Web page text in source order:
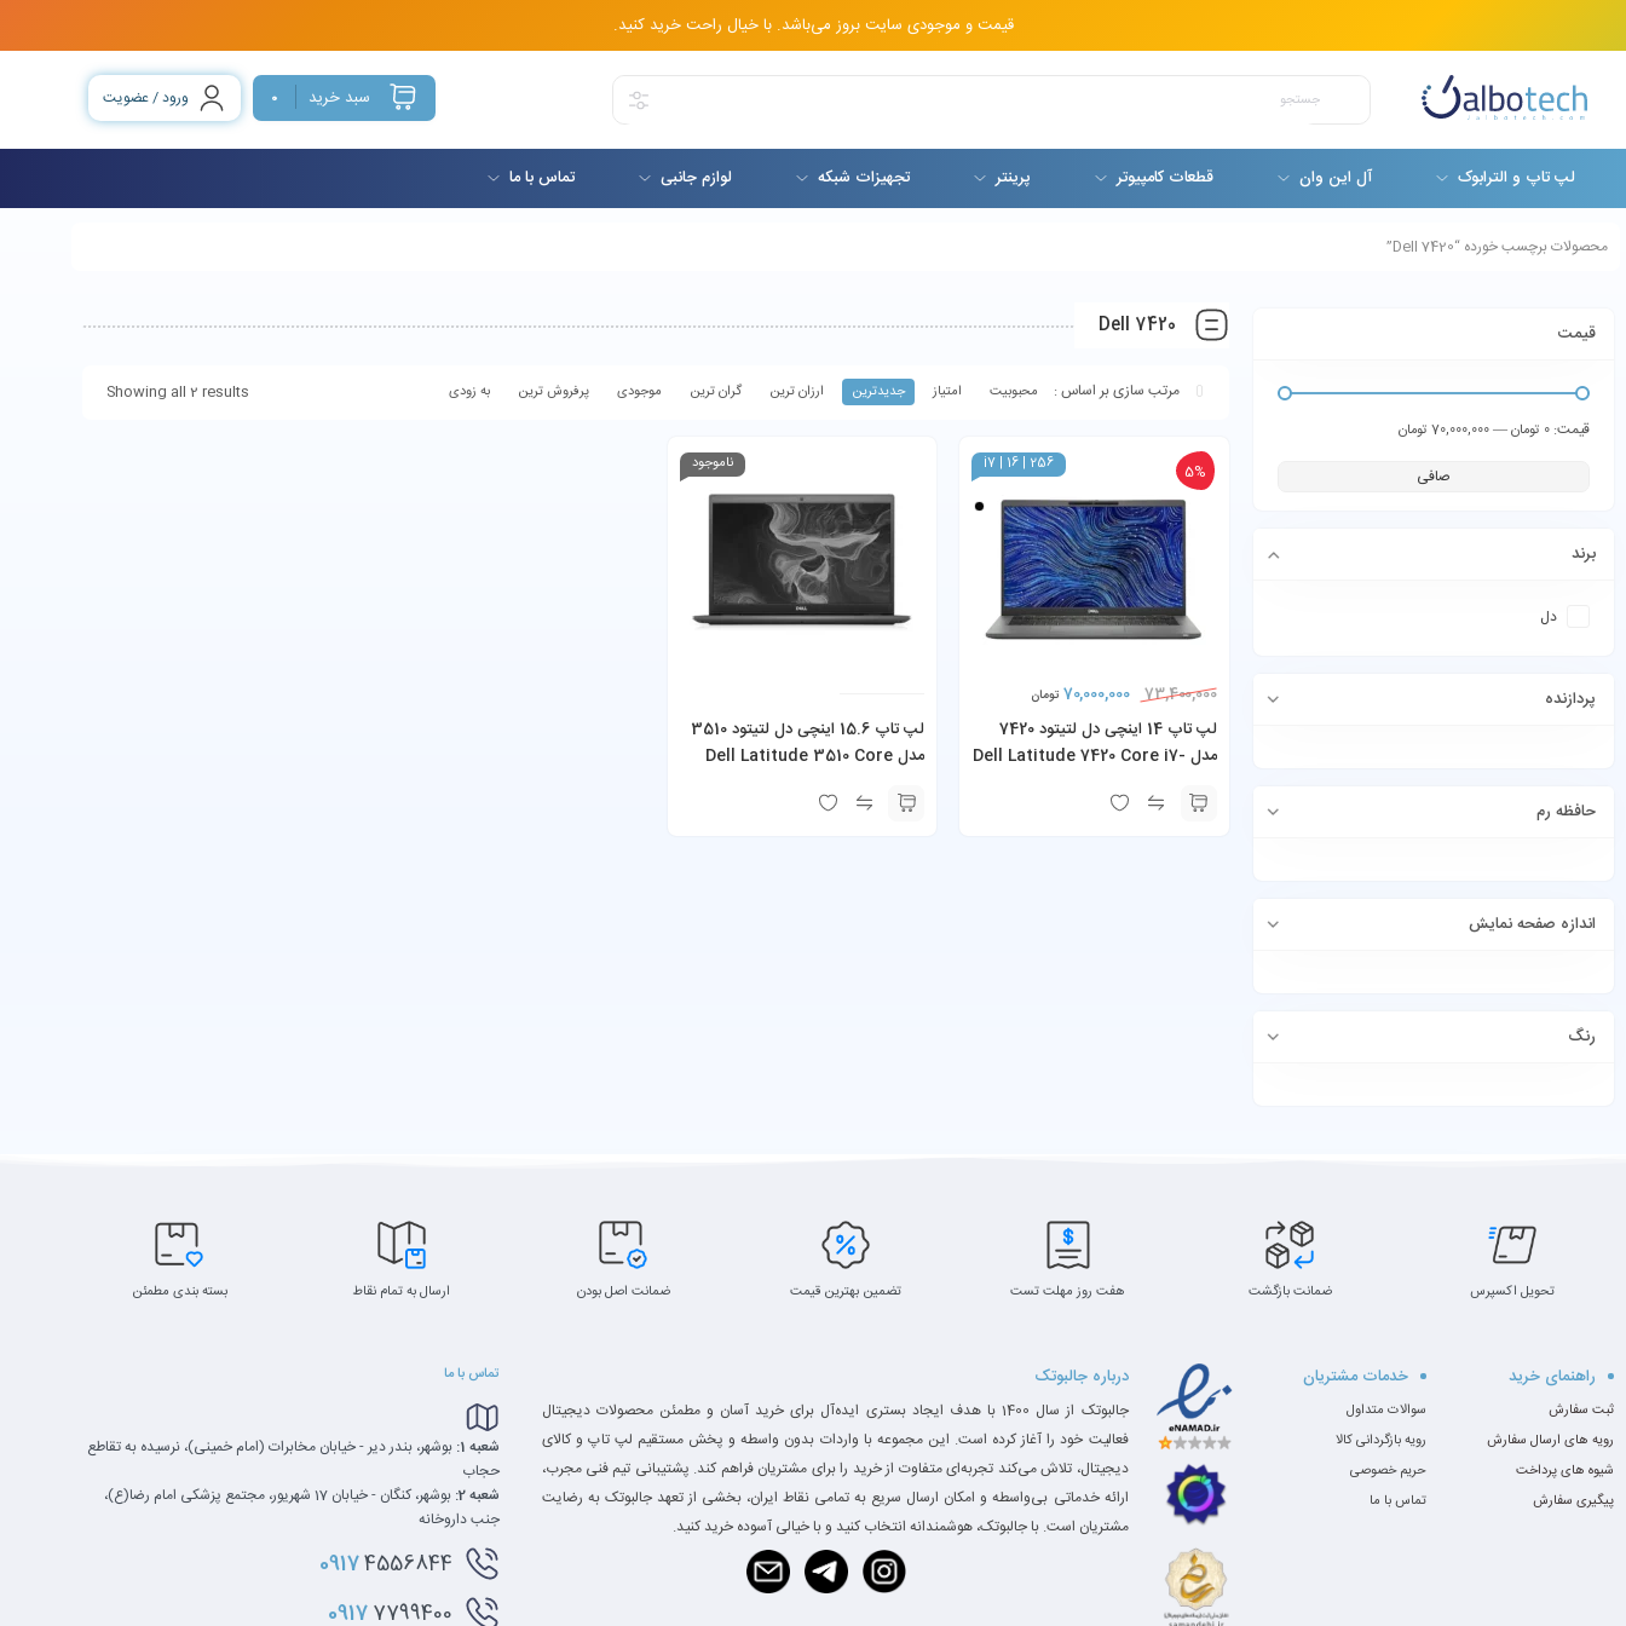
قیمت و موجودی سایت بروز می‌باشد. با خیال راحت خرید کنید.
سبد خرید 0 ورود / عضویت
لپ تاپ و الترابوک آل این وان قطعات کامپیوتر پرینتر تجهیزات شبکه لوازم جانبی تماس با ما
محصولات برچسب خورده “Dell 7420”
قیمت
صافی
قيمت: 0 تومان —70,000,000 تومان
برند
دل
پردازنده
حافظه رم
اندازه صفحه نمایش
رنگ
Dell 7420
Showing all 2 results محبوبیت امتیاز جدیدترین ارزان ترین گران ترین موجودی پرفروش ترین به زودی
i7 | 16 | 256 5%
73,400,000
70,000,000 تومان
لپ تاپ 14 اینچی دل لتیتود 7420
مدل Dell Latitude 7420 Core i7-
ناموجود
لپ تاپ 15.6 اینچی دل لتیتود 3510
مدل Dell Latitude 3510 Core
تحویل اکسپرس ضمانت بازگشت هفت روز مهلت تست تضمین بهترین قیمت ضمانت اصل بودن ارسال به تمام نقاط بسته بندی مطمئن
راهنمای خرید
ثبت سفارش
رویه های ارسال سفارش
شیوه های پرداخت
پیگیری سفارش
خدمات مشتریان
سوالات متداول
رویه بازگردانی کالا
حریم خصوصی
تماس با ما
درباره جالبوتک
جالبوتک از سال 1400 با هدف ایجاد بستری ایده‌آل برای خرید آسان و مطمئن محصولات دیجیتال
فعالیت خود را آغاز کرده است. این مجموعه با واردات بدون واسطه و پخش مستقیم لپ تاپ و کالای
دیجیتال، تلاش می‌کند تجربه‌ای متفاوت از خرید را برای مشتریان فراهم کند. پشتیبانی تیم فنی مجرب،
ارائه خدماتی بی‌واسطه و امکان ارسال سریع به تمامی نقاط ایران، بخشی از تعهد جالبوتک به رضایت
مشتریان است. با جالبوتک، هوشمندانه انتخاب کنید و با خیالی آسوده خرید کنید.
تماس با ما
شعبه 1:
بوشهر، بندر دیر - خیابان مخابرات (امام خمینی)، نرسیده به تقاطع
حجاب
شعبه 2:
بوشهر، کنگان - خیابان 17 شهریور، مجتمع پزشکی امام رضا(ع)،
جنب داروخانه
09174556844
09177799400